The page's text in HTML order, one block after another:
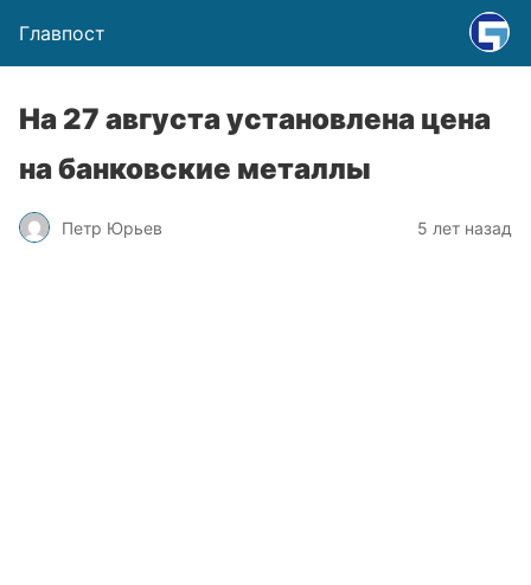
Главпост
На 27 августа установлена цена
на банковские металлы
Петр Юрьев 5 лет назад